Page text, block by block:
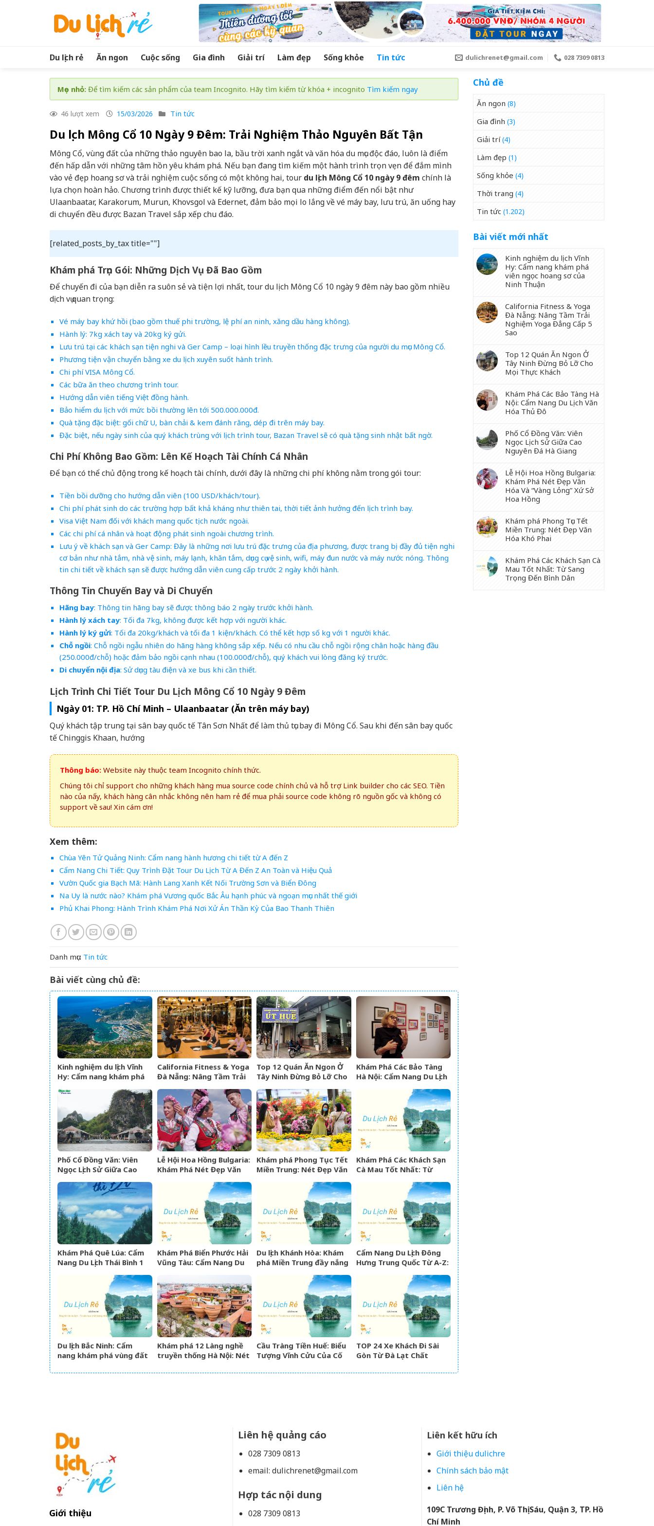
Du lịch rẻ Ăn ngon Cuộc sống Gia đình Giải trí Làm đẹp Sống khỏe Tin tức dulichrenet@gmail.com 028 7309 0813
Mẹo nhỏ: Để tìm kiếm các sản phẩm của team Incognito. Hãy tìm kiếm từ khóa + incognito Tìm kiếm ngay
46 lượt xem 15/03/2026 Tin tức
Du lịch Mông Cổ 10 Ngày 9 Đêm: Trải Nghiệm Thảo Nguyên Bất Tận
Mông Cổ, vùng đất của những thảo nguyên bao la, bầu trời xanh ngắt và văn hóa du mục độc đáo, luôn là điểm
đến hấp dẫn với những tâm hồn yêu khám phá. Nếu bạn đang tìm kiếm một hành trình trọn vẹn để đắm mình
vào vẻ đẹp hoang sơ và trải nghiệm cuộc sống có một không hai, tour du lịch Mông Cổ 10 ngày 9 đêm chính là
lựa chọn hoàn hảo. Chương trình được thiết kế kỹ lưỡng, đưa bạn qua những điểm đến nổi bật như
Ulaanbaatar, Karakorum, Murun, Khovsgol và Edernet, đảm bảo mọi lo lắng về vé máy bay, lưu trú, ăn uống hay
di chuyển đều được Bazan Travel sắp xếp chu đáo.
[related_posts_by_tax title=""]
Khám phá Trọn Gói: Những Dịch Vụ Đã Bao Gồm
Để chuyến đi của bạn diễn ra suôn sẻ và tiện lợi nhất, tour du lịch Mông Cổ 10 ngày 9 đêm này bao gồm nhiều
dịch vụ quan trọng:
Vé máy bay khứ hồi (bao gồm thuế phi trường, lệ phí an ninh, xăng dầu hàng không).
Hành lý: 7kg xách tay và 20kg ký gửi.
Lưu trú tại các khách sạn tiện nghi và Ger Camp – loại hình lều truyền thống đặc trưng của người du mục Mông Cổ.
Phương tiện vận chuyển bằng xe du lịch xuyên suốt hành trình.
Chi phí VISA Mông Cổ.
Các bữa ăn theo chương trình tour.
Hướng dẫn viên tiếng Việt đồng hành.
Bảo hiểm du lịch với mức bồi thường lên tới 500.000.000đ.
Quà tặng đặc biệt: gối chữ U, bàn chải & kem đánh răng, dép đi trên máy bay.
Đặc biệt, nếu ngày sinh của quý khách trùng với lịch trình tour, Bazan Travel sẽ có quà tặng sinh nhật bất ngờ.
Chi Phí Không Bao Gồm: Lên Kế Hoạch Tài Chính Cá Nhân
Để bạn có thể chủ động trong kế hoạch tài chính, dưới đây là những chi phí không nằm trong gói tour:
Tiền bồi dưỡng cho hướng dẫn viên (100 USD/khách/tour).
Chi phí phát sinh do các trường hợp bất khả kháng như thiên tai, thời tiết ảnh hưởng đến lịch trình bay.
Visa Việt Nam đối với khách mang quốc tịch nước ngoài.
Các chi phí cá nhân và hoạt động phát sinh ngoài chương trình.
Lưu ý về khách sạn và Ger Camp: Đây là những nơi lưu trú đặc trưng của địa phương, được trang bị đầy đủ tiện nghi
cơ bản như nhà tắm, nhà vệ sinh, máy lạnh, khăn tắm, dụng cụ vệ sinh, wifi, máy đun nước và máy nước nóng. Thông
tin chi tiết về khách sạn sẽ được hướng dẫn viên cung cấp trước 2 ngày khởi hành.
Thông Tin Chuyến Bay và Di Chuyển
Hãng bay: Thông tin hãng bay sẽ được thông báo 2 ngày trước khởi hành.
Hành lý xách tay: Tối đa 7kg, không được kết hợp với người khác.
Hành lý ký gửi: Tối đa 20kg/khách và tối đa 1 kiện/khách. Có thể kết hợp số kg với 1 người khác.
Chỗ ngồi: Chỗ ngồi ngẫu nhiên do hãng hàng không sắp xếp. Nếu có nhu cầu chỗ ngồi rộng chân hoặc hàng đầu
(250.000đ/chỗ) hoặc đảm bảo ngồi cạnh nhau (100.000đ/chỗ), quý khách vui lòng đăng ký trước.
Di chuyển nội địa: Sử dụng tàu điện và xe bus khi cần thiết.
Lịch Trình Chi Tiết Tour Du Lịch Mông Cổ 10 Ngày 9 Đêm
Ngày 01: TP. Hồ Chí Minh – Ulaanbaatar (Ăn trên máy bay)
Quý khách tập trung tại sân bay quốc tế Tân Sơn Nhất để làm thủ tục bay đi Mông Cổ. Sau khi đến sân bay quốc
tế Chinggis Khaan, hướng
Thông báo: Website này thuộc team Incognito chính thức.
Chúng tôi chỉ support cho những khách hàng mua source code chính chủ và hỗ trợ Link builder cho các SEO. Tiền
nào của nấy, khách hàng cân nhắc không nên ham rẻ để mua phải source code không rõ nguồn gốc và không có
support về sau! Xin cám ơn!
Xem thêm:
Chùa Yên Tử Quảng Ninh: Cẩm nang hành hương chi tiết từ A đến Z
Cẩm Nang Chi Tiết: Quy Trình Đặt Tour Du Lịch Từ A Đến Z An Toàn và Hiệu Quả
Vườn Quốc gia Bạch Mã: Hành Lang Xanh Kết Nối Trường Sơn và Biển Đông
Na Uy là nước nào? Khám phá Vương quốc Bắc Âu hạnh phúc và ngoạn mục nhất thế giới
Phủ Khai Phong: Hành Trình Khám Phá Nơi Xử Án Thần Kỳ Của Bao Thanh Thiên
Danh mục: Tin tức
Bài viết cùng chủ đề:
Kinh nghiệm du lịch Vĩnh
Hy: Cẩm nang khám phá
Ninh Thuận
California Fitness & Yoga
Đà Nẵng: Nâng Tầm Trải
Sao
Top 12 Quán Ăn Ngon Ở
Tây Ninh Đừng Bỏ Lỡ Cho
Khám Phá Các Bảo Tàng
Hà Nội: Cẩm Nang Du Lịch
Phố Cổ Đồng Văn: Viên
Ngọc Lịch Sử Giữa Cao
Lễ Hội Hoa Hồng Bulgaria:
Khám Phá Nét Đẹp Văn
Khám phá Phong Tục Tết
Miền Trung: Nét Đẹp Văn
Khám Phá Các Khách Sạn
Cà Mau Tốt Nhất: Từ
Khám Phá Quê Lúa: Cẩm
Nang Du Lịch Thái Bình 1
Khám Phá Biển Phước Hải
Vũng Tàu: Cẩm Nang Du
Du lịch Khánh Hòa: Khám
phá Miền Trung đầy nắng
Cẩm Nang Du Lịch Đông
Hưng Trung Quốc Từ A-Z:
Lịch Trình Chi Tiết
Du lịch Bắc Ninh: Cẩm
nang khám phá vùng đất
Khám phá 12 Làng nghề
truyền thống Hà Nội: Nét
Cầu Tràng Tiền Huế: Biểu
Tượng Vĩnh Cửu Của Cố
TOP 24 Xe Khách Đi Sài
Gòn Từ Đà Lạt Chất
07/2026
Chủ đề
Ăn ngon (8)
Gia đình (3)
Giải trí(4)
Làm đẹp (1)
Sống khỏe (4)
Thời trang (4)
Tin tức (1.202)
Bài viết mới nhất
Kinh nghiệm du lịch Vĩnh
Hy: Cẩm nang khám phá
viên ngọc hoang sơ của
Ninh Thuận
California Fitness & Yoga
Đà Nẵng: Nâng Tầm Trải
Nghiệm Yoga Đẳng Cấp 5
Sao
Top 12 Quán Ăn Ngon Ở
Tây Ninh Đừng Bỏ Lỡ Cho
Mọi Thực Khách
Khám Phá Các Bảo Tàng Hà
Nội: Cẩm Nang Du Lịch Văn
Hóa Thủ Đô
Phố Cổ Đồng Văn: Viên
Ngọc Lịch Sử Giữa Cao
Nguyên Đá Hà Giang
Lễ Hội Hoa Hồng Bulgaria:
Khám Phá Nét Đẹp Văn
Hóa Và “Vàng Lỏng” Xứ Sở
Hoa Hồng
Khám phá Phong Tục Tết
Miền Trung: Nét Đẹp Văn
Hóa Khó Phai
Khám Phá Các Khách Sạn Cà
Mau Tốt Nhất: Từ Sang
Trọng Đến Bình Dân
Giới thiệu
Liên hệ quảng cáo
028 7309 0813
email: dulichrenet@gmail.com
Hợp tác nội dung
028 7309 0813
Liên kết hữu ích
Giới thiệu dulichre
Chính sách bảo mật
Liên hệ
109C Trương Định, P. Võ Thị Sáu, Quận 3, TP. Hồ
Chí Minh